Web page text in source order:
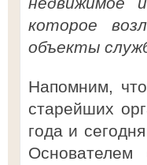
которое
объекты
Напомним,
старейших
года и